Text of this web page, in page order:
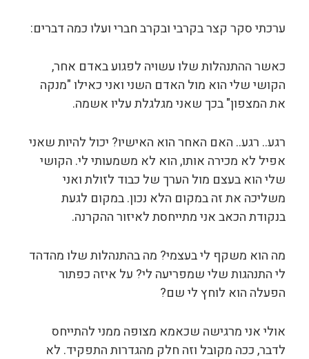
ערכתי סקר קצר בקרבי ובקרב חברי ועלו כמה דברים:
כאשר ההתנהלות שלו עשויה לפגוע באדם אחר,
הקושי שלי הוא מול האדם השני ואני כאילו "מנקה
את המצפון" בכך שאני מגלגלת עליו אשמה.
רגע.. רגע.. האם האחר הוא האישיו? יכול להיות שאני
אפיל לא מכירה אותו, הוא לא משמעותי לי. הקושי
שלי הוא בעצם מול הערך של כבוד לזולת ואני
משליכה את זה במקום הלא נכון. במקום לגעת
בנקודת הכאב אני מתייחסת לאיזור ההקרנה.
מה הוא משקף לי בעצמי? מה בהתנהלות שלו מהדהד
לי התנהגות שלי שמפריעה לי? על איזה כפתור
הפעלה הוא לוחץ לי שם?
אולי אני מרגישה שכאמא מצופה ממני להתייחס
לדבר, ככה מקובל וזה חלק מהגדרות התפקיד. לא